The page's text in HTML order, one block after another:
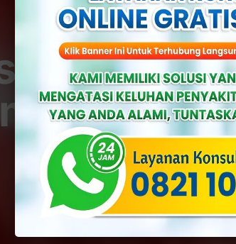
Yang
ByYulia